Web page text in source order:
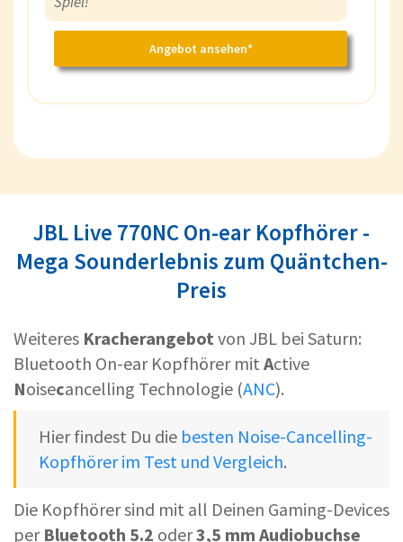
Angebot ansehen*
JBL Live 770NC On-ear Kopfhörer -
Mega Sounderlebnis zum Quäntchen-
Preis
Weiteres Kracherangebot von JBL bei Saturn:
Bluetooth On-ear Kopfhörer mit Active
Noisecancelling Technologie (ANC).
Hier findest Du die besten Noise-Cancelling-
Kopfhörer im Test und Vergleich.
Die Kopfhörer sind mit all Deinen Gaming-Devices
per Bluetooth 5.2 oder3,5 mm Audiobuchse